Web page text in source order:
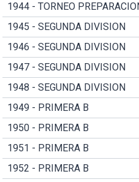
1944 - TORNEO
1945 - SEGUNDA DIVISION
1946 - SEGUNDA DIVISION
1947 - SEGUNDA DIVISION
1948 - SEGUNDA DIVISION
1949 - PRIMERA B
1950 - PRIMERA B
1951 - PRIMERA B
1952 - PRIMERA B